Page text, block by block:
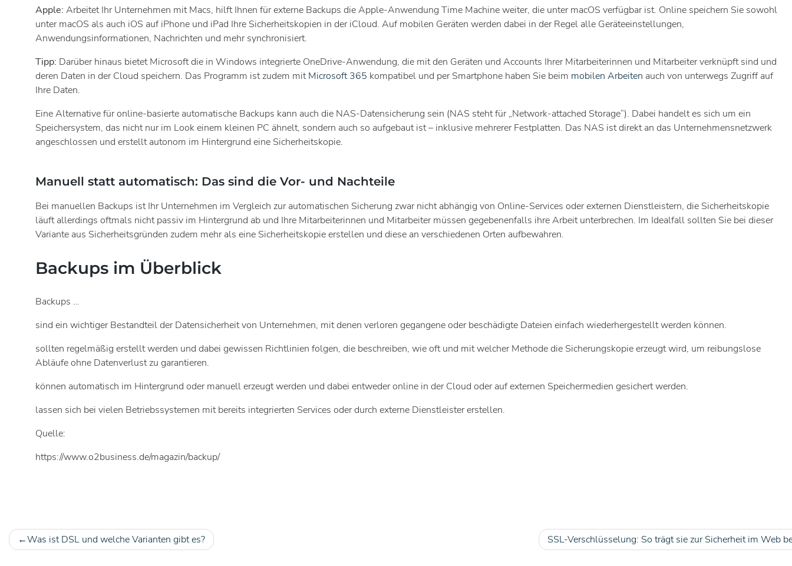
Apple: Arbeitet Ihr Unternehmen mit Macs, hilft Ihnen für externe Backups die Apple-Anwendung Time Machine weiter, die unter macOS verfügbar ist. Online speichern Sie sowohl
unter macOS als auch iOS auf iPhone und iPad Ihre Sicherheitskopien in der iCloud. Auf mobilen Geräten werden dabei in der Regel alle Geräteeinstellungen,
Anwendungsinformationen, Nachrichten und mehr synchronisiert.
Tipp: Darüber hinaus bietet Microsoft die in Windows integrierte OneDrive-Anwendung, die mit den Geräten und Accounts Ihrer Mitarbeiterinnen und Mitarbeiter verknüpft sind und
deren Daten in der Cloud speichern. Das Programm ist zudem mitMicrosoft 365 kompatibel und per Smartphone haben Sie beim mobilen Arbeiten auch von unterwegs Zugriff auf
Ihre Daten.
Eine Alternative für online-basierte automatische Backups kann auch die NAS-Datensicherung sein (NAS steht für „Network-attached Storage“). Dabei handelt es sich um ein
Speichersystem, das nicht nur im Look einem kleinen PC ähnelt, sondern auch so aufgebaut ist – inklusive mehrerer Festplatten. Das NAS ist direkt an das Unternehmensnetzwerk
angeschlossen und erstellt autonom im Hintergrund eine Sicherheitskopie.
Manuell statt automatisch: Das sind die Vor- und Nachteile
Bei manuellen Backups ist Ihr Unternehmen im Vergleich zur automatischen Sicherung zwar nicht abhängig von Online-Services oder externen Dienstleistern, die Sicherheitskopie
läuft allerdings oftmals nicht passiv im Hintergrund ab und Ihre Mitarbeiterinnen und Mitarbeiter müssen gegebenenfalls ihre Arbeit unterbrechen. Im Idealfall sollten Sie bei dieser
Variante aus Sicherheitsgründen zudem mehr als eine Sicherheitskopie erstellen und diese an verschiedenen Orten aufbewahren.
Backups im Überblick
Backups …
sind ein wichtiger Bestandteil der Datensicherheit von Unternehmen, mit denen verloren gegangene oder beschädigte Dateien einfach wiederhergestellt werden können.
sollten regelmäßig erstellt werden und dabei gewissen Richtlinien folgen, die beschreiben, wie oft und mit welcher Methode die Sicherungskopie erzeugt wird, um reibungslose
Abläufe ohne Datenverlust zu garantieren.
können automatisch im Hintergrund oder manuell erzeugt werden und dabei entweder online in der Cloud oder auf externen Speichermedien gesichert werden.
lassen sich bei vielen Betriebssystemen mit bereits integrierten Services oder durch externe Dienstleister erstellen.
Quelle:
https://www.o2business.de/magazin/backup/
Beitragsnavigation
Was ist DSL und welche Varianten gibt es? SSL-Verschlüsselung: So trägt sie zur Sicherheit im Web